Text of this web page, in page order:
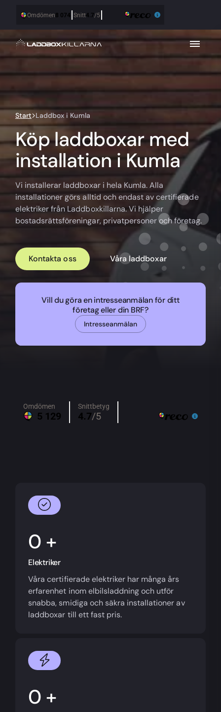
Start Laddbox i Kumla
Köp laddboxar med
installation i Kumla
Vi installerar laddboxar i hela Kumla. Alla
installationer görs alltid och endast av certifierade
elektriker från Laddboxkillarna. Vi hjälper
bostadsrättsföreningar, privatpersoner och företag.
Kontakta oss Våra laddboxar
Vill du göra en intresseanmälan för ditt
företag eller din BRF?
Intresseanmälan
+
Elektriker
Våra certifierade elektriker har många års
erfarenhet inom elbilsladdning och utför
snabba, smidiga och säkra installationer av
laddboxar till ett fast pris.
+